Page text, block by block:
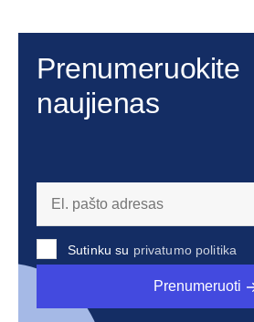
Prenumeruokite
naujienas
Sutinku su privatumo politika
Prenumeruoti